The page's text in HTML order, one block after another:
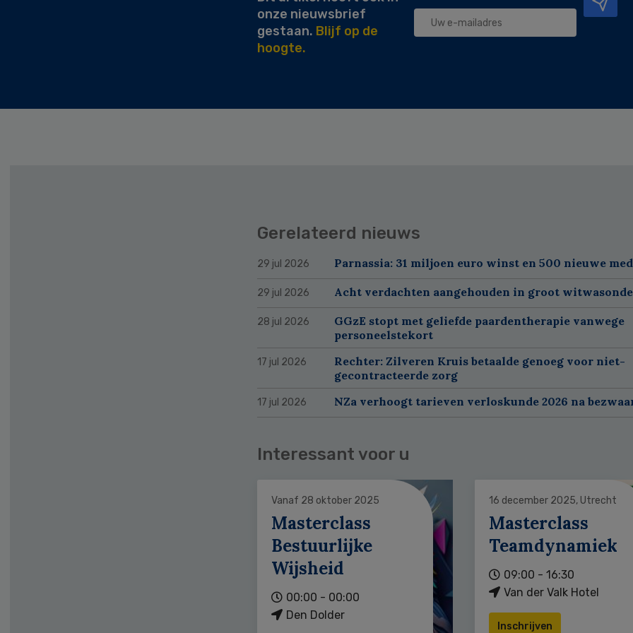
onze nieuwsbrief
gestaan. Blijf op de
hoogte.
Gerelateerd nieuws
29 jul 2026 Parnassia: 31 miljoen euro winst en 500 nieuwe
29 jul 2026 Acht verdachten aangehouden in groot
28 jul 2026
GGzE stopt met geliefde paardentherapie vanwege
personeelstekort
17 jul 2026
Rechter: Zilveren Kruis betaalde genoeg voor niet-
gecontracteerde zorg
17 jul 2026 NZa verhoogt tarieven verloskunde 2026 na
Interessant voor u
Vanaf 28 oktober 2025
Masterclass
Bestuurlijke
Wijsheid
00:00 - 00:00
Den Dolder
16 december 2025, Utrecht
Masterclass
Teamdynamiek
09:00 - 16:30
Van der Valk Hotel
Inschrijven